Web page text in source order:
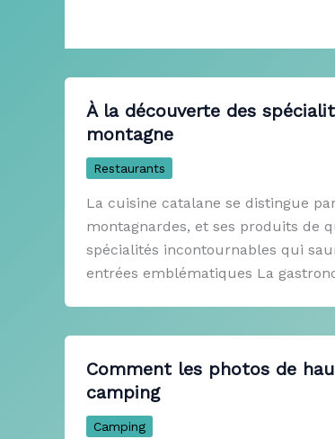
À la découverte des
montagne
Restaurants
La cuisine catalane se distingue
montagnardes, et ses produits de
spécialités incontournables qui
entrées emblématiques La
Comment les photos de
camping
Camping